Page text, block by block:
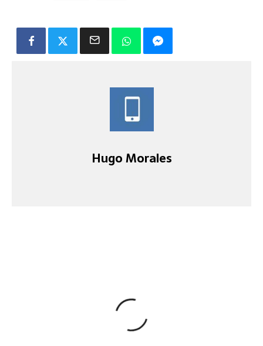
Hugo Morales